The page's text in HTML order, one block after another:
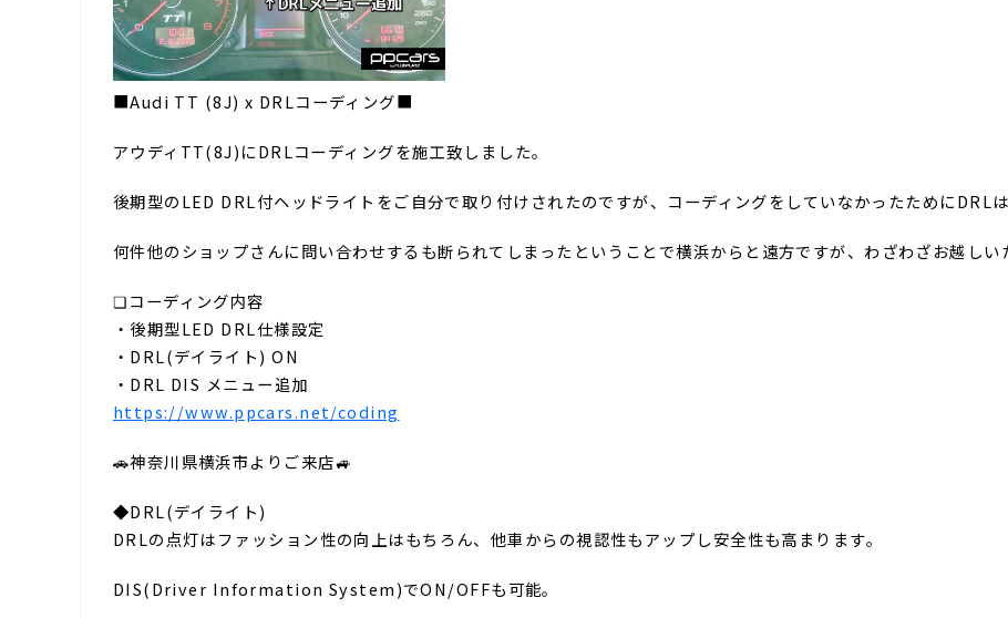
■Audi TT (8J) x DRLコーディング■
アウディTT(8J)にDRLコーディングを施工致しました。
後期型のLED DRL付ヘッドライトをご自分で取り付けされたのですが、コーディングをしていなかったためにDRL
何件他のショップさんに問い合わせするも断られてしまったということで横浜からと遠方ですが、わざわざお越しい
❏コーディング内容⁣
・後期型LED DRL仕様設定
・DRL(デイライト) ON⁣
・DRL DIS メニュー追加
https://www.ppcars.net/coding
🚗神奈川県横浜市よりご来店🚙⁣
◆DRL(デイライト)
DRLの点灯はファッション性の向上はもちろん、他車からの視認性もアップし安全性も高まります。
DIS(Driver Information System)でON/OFFも可能。